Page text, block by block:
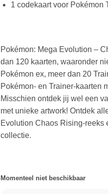
1 codekaart voor Pokémon
Pokémon: Mega Evolution –
dan 120 kaarten, waaronder
Pokémon ex, meer dan 20
Pokémon- en Trainer-kaarten
Misschien ontdek jij wel een
met unieke artwork! Ontdek
Evolution Chaos Rising-reeks
collectie.
Momenteel niet beschikbaar